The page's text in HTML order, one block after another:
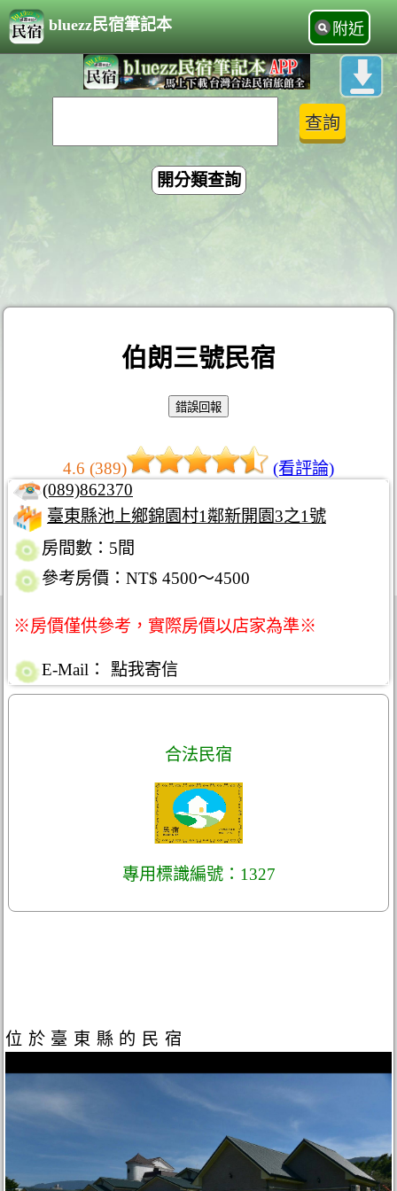
bluezz民宿筆記本 附近
開分類查詢
伯朗三號民宿
4.6 (389)
(看評論)
(089)862370
臺東縣池上鄉錦園村1鄰新開園3之1號
房間數：5間
參考房價：NT$ 4500～4500
※房價僅供參考，實際房價以店家為準※
E-Mail： 點我寄信
合法民宿
專用標識編號：1327
位於臺東縣的民宿